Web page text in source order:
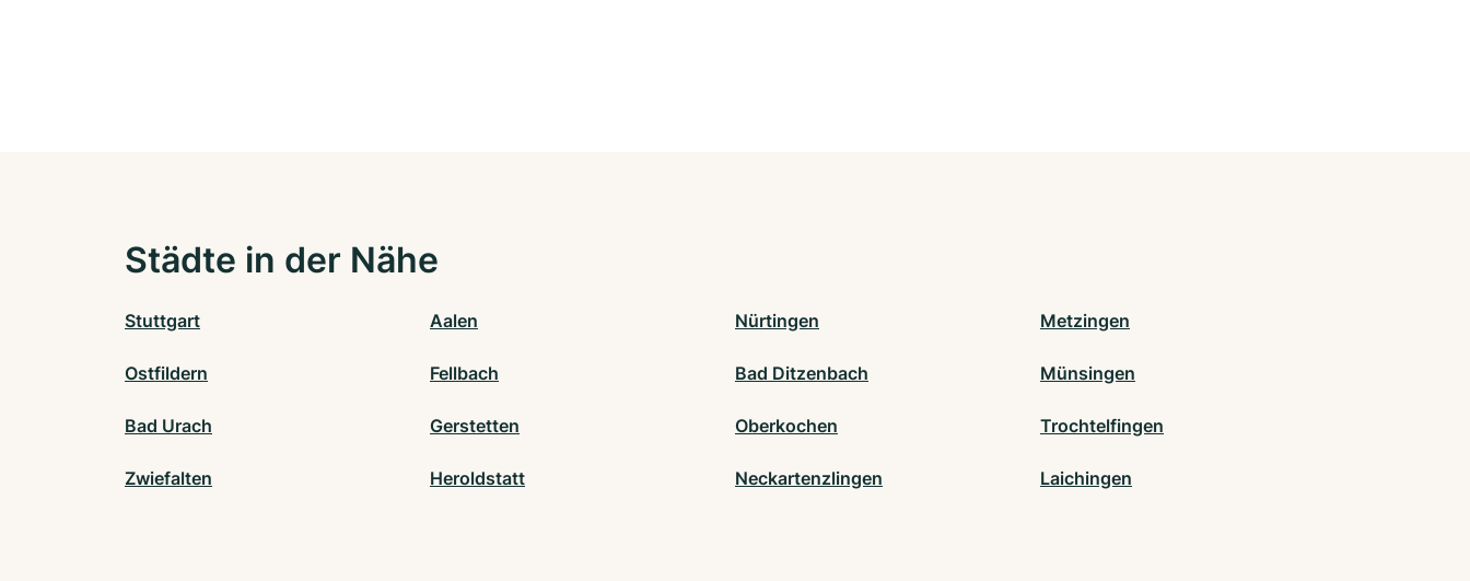
Städte in der Nähe
Stuttgart Aalen Nürtingen Metzingen
Ostfildern Fellbach Bad Ditzenbach Münsingen
Bad Urach Gerstetten Oberkochen Trochtelfingen
Zwiefalten Heroldstatt Neckartenzlingen Laichingen